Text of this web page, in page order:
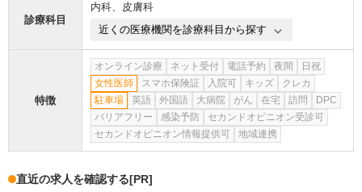
診療科目
内科、 皮膚科
近くの医療機関を診療科目から探す
特徴
オンライン診療 ネット受付 電話予約 夜間
日祝
女性医師
スマホ保険証 入院可 キッズ
クレカ
駐車場
英語 外国語 大病院 がん 在宅 訪問
DPC
バリアフリー
感染予防
セカンドオピニオン受診可
セカンドオピニオン情報提供可
地域連携
直近の求人を確認する[PR]